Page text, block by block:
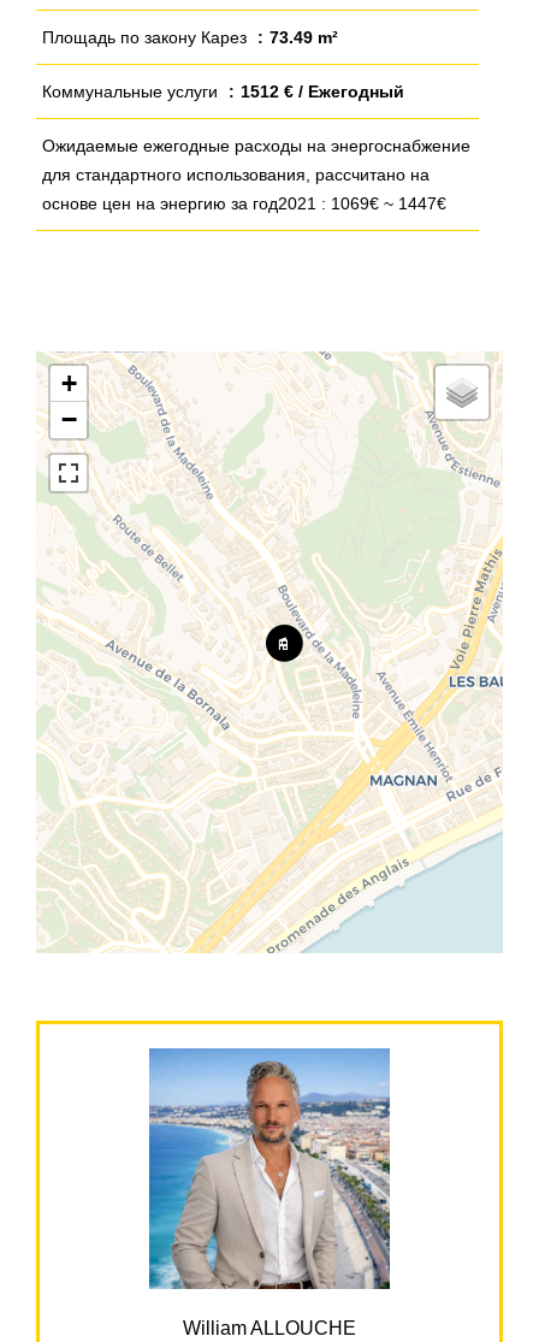
Площадь по закону Карез 73.49 m²
Коммунальные услуги 1512 € / Ежегодный
Ожидаемые ежегодные расходы на энергоснабжение
для стандартного использования, рассчитано на
основе цен на энергию за год2021 : 1069€ ~ 1447€
+
−
William ALLOUCHE